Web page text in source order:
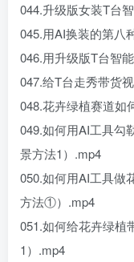
044.升级版女装T台
045.用AI换装的第八
046.用升级版T台智
047.给T台走秀带货
048.花卉绿植赛道如
049.如何用AI工具勾
景方法1）.mp4
050.如何用AI工具做
方法①）.mp4
051.如何给花卉绿植
1）.mp4